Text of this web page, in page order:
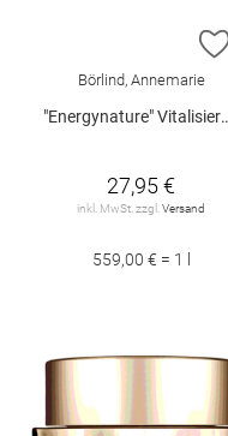
Börlind, Annemarie
"Energynature" Vitalisierende Tagescreme 50 ml
27,95 €
inkl. MwSt. zzgl. Versand
559,00 € = 1 l